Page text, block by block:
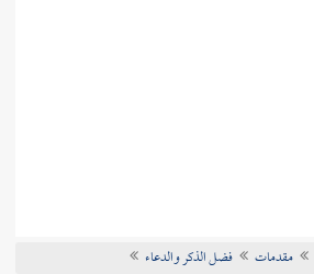
مقدمات فضل الذكر والدعاء